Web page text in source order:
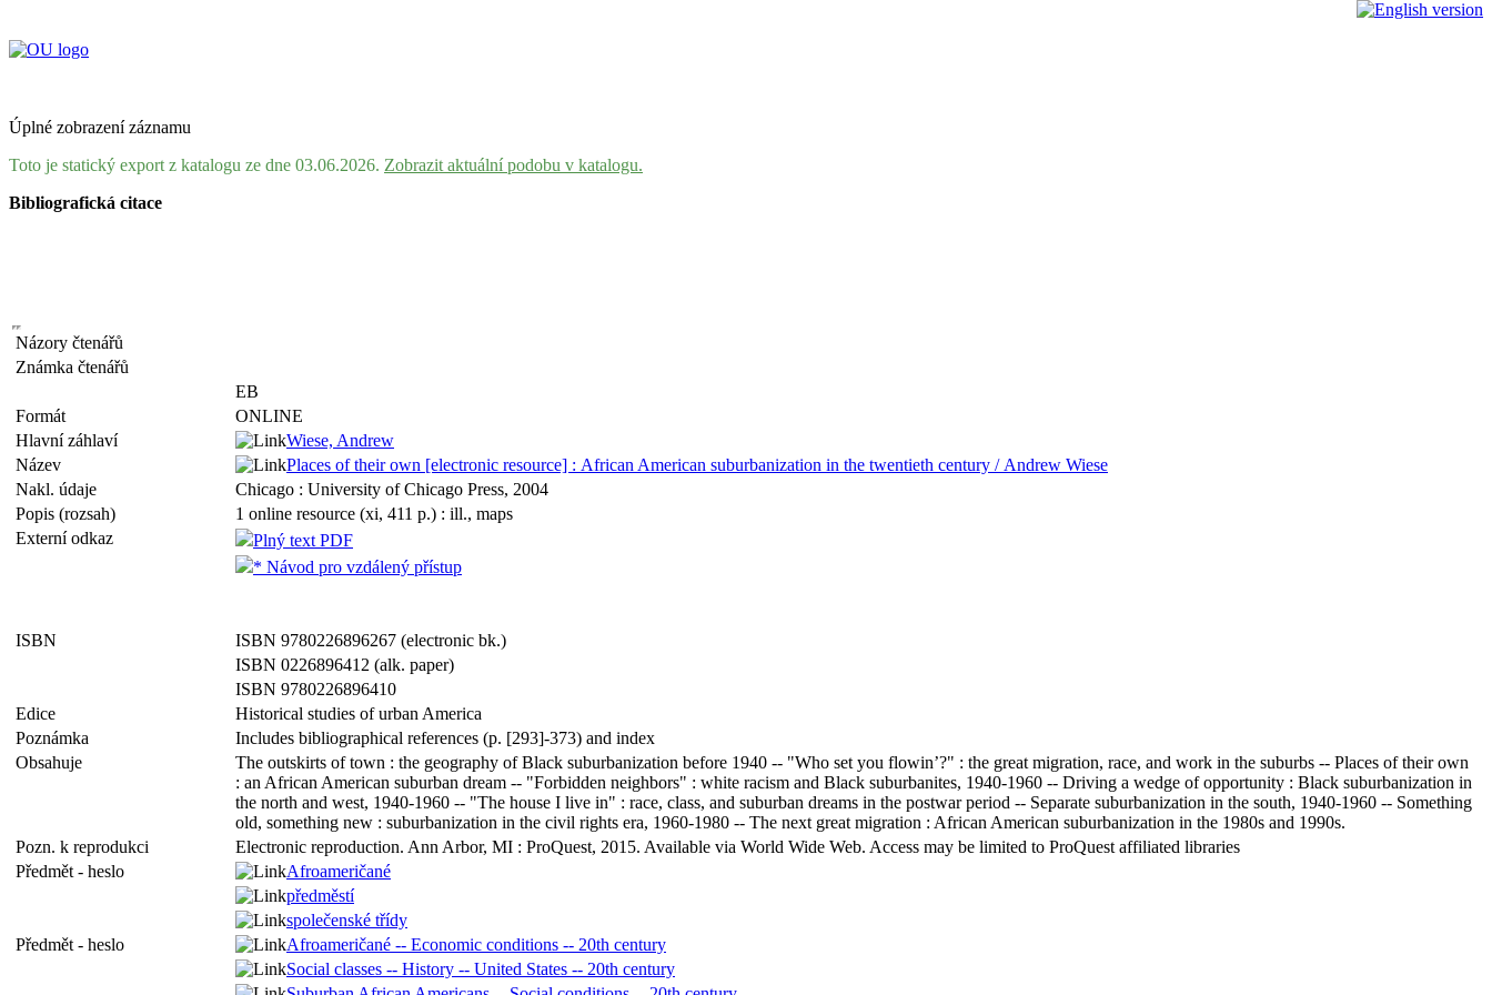
Úplné zobrazení záznamu
Toto je statický export z katalogu ze dne 03.06.2026. Zobrazit aktuální podobu v katalogu.
Bibliografická citace
Názory čtenářů
Známka čtenářů
EB
Formát
ONLINE
Hlavní záhlaví
Wiese, Andrew
Název
Places of their own [electronic resource] : African American suburbanization in the twentieth century / Andrew Wiese
Nakl. údaje
Chicago : University of Chicago Press, 2004
Popis (rozsah)
1 online resource (xi, 411 p.) : ill., maps
Externí odkaz
Plný text PDF
* Návod pro vzdálený přístup
ISBN
ISBN 9780226896267 (electronic bk.)
ISBN 0226896412 (alk. paper)
ISBN 9780226896410
Edice
Historical studies of urban America
Poznámka
Includes bibliographical references (p. [293]-373) and index
Obsahuje
The outskirts of town : the geography of Black suburbanization before 1940 -- "Who set you flowin’?" : the great migration, race, and work in the suburbs -- Places of their own
: an African American suburban dream -- "Forbidden neighbors" : white racism and Black suburbanites, 1940-1960 -- Driving a wedge of opportunity : Black suburbanization in
the north and west, 1940-1960 -- "The house I live in" : race, class, and suburban dreams in the postwar period -- Separate suburbanization in the south, 1940-1960 -- Something
old, something new : suburbanization in the civil rights era, 1960-1980 -- The next great migration : African American suburbanization in the 1980s and 1990s.
Pozn. k reprodukci
Electronic reproduction. Ann Arbor, MI : ProQuest, 2015. Available via World Wide Web. Access may be limited to ProQuest affiliated libraries
Předmět - heslo
Afroameričané
předměstí
společenské třídy
Předmět - heslo
Afroameričané -- Economic conditions -- 20th century
Social classes -- History -- United States -- 20th century